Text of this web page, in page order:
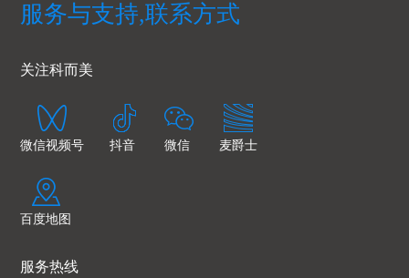
服务与支持,联系方式
关注科而美
微信视频号 抖音 微信 麦爵士
百度地图
服务热线